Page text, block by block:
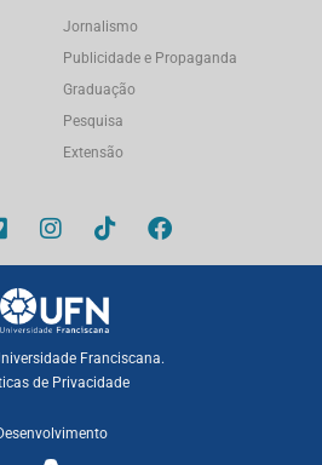
Jornalismo
Publicidade e Propaganda
Graduação
Pesquisa
Extensão
Franciscana.
de Privacidade